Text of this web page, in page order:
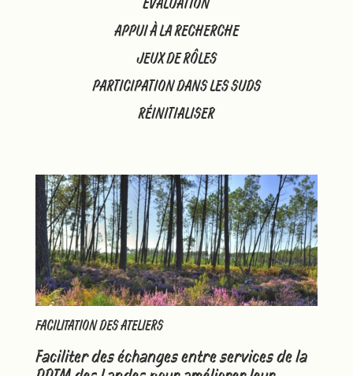
ÉVALUATION
APPUI À LA RECHERCHE
JEUX DE RÔLES
PARTICIPATION DANS LES SUDS
RÉINITIALISER
FACILITATION DES ATELIERS
Faciliter des échanges entre services de la